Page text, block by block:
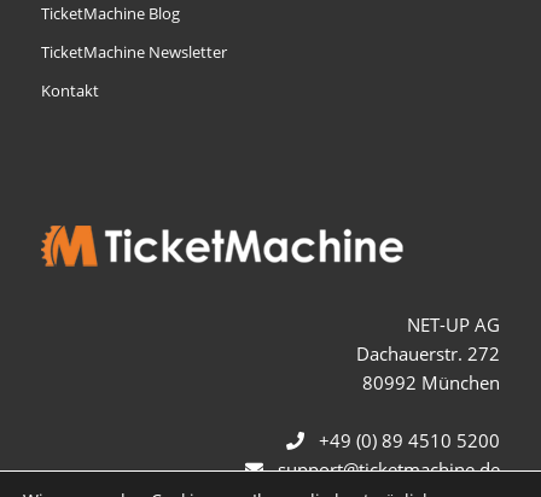
TicketMachine Blog
TicketMachine Newsletter
Kontakt
NET-UP AG
Dachauerstr. 272
80992 München
+49 (0) 89 4510 5200
support@ticketmachine.de